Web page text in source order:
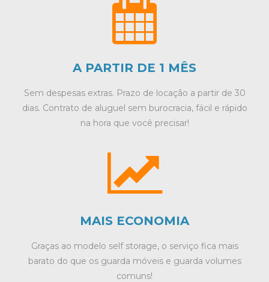
A PARTIR DE 1 MÊS
Sem despesas extras. Prazo de locação a partir de 30
dias. Contrato de aluguel sem burocracia, fácil e rápido
na hora que você precisar!
MAIS ECONOMIA
Graças ao modelo self storage, o serviço fica mais
barato do que os guarda móveis e guarda volumes
comuns!